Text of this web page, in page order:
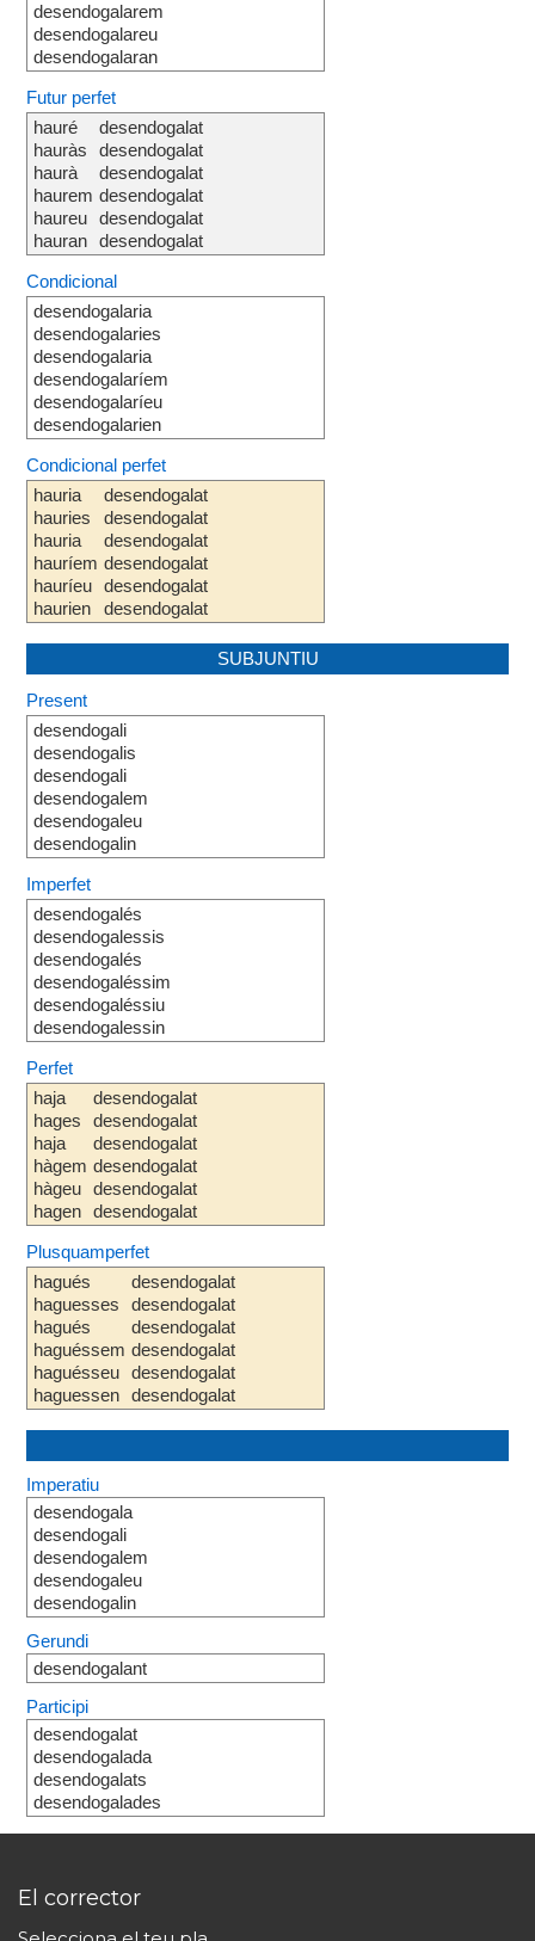
desendogalarem
desendogalareu
desendogalaran
Futur perfet
hauré
hauràs
haurà
haurem
haureu
hauran
desendogalat
desendogalat
desendogalat
desendogalat
desendogalat
desendogalat
Condicional
desendogalaria
desendogalaries
desendogalaria
desendogalaríem
desendogalaríeu
desendogalarien
Condicional perfet
hauria
hauries
hauria
hauríem
hauríeu
haurien
desendogalat
desendogalat
desendogalat
desendogalat
desendogalat
desendogalat
SUBJUNTIU
Present
desendogali
desendogalis
desendogali
desendogalem
desendogaleu
desendogalin
Imperfet
desendogalés
desendogalessis
desendogalés
desendogaléssim
desendogaléssiu
desendogalessin
Perfet
haja
hages
haja
hàgem
hàgeu
hagen
desendogalat
desendogalat
desendogalat
desendogalat
desendogalat
desendogalat
Plusquamperfet
hagués
haguesses
hagués
haguéssem
haguésseu
haguessen
desendogalat
desendogalat
desendogalat
desendogalat
desendogalat
desendogalat
Imperatiu
desendogala
desendogali
desendogalem
desendogaleu
desendogalin
Gerundi
desendogalant
Participi
desendogalat
desendogalada
desendogalats
desendogalades
El corrector